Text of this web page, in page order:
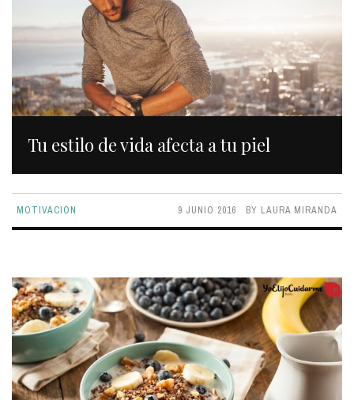
Tu estilo de vida afecta a tu piel
MOTIVACIÓN 9 JUNIO 2016 BY LAURA MIRANDA